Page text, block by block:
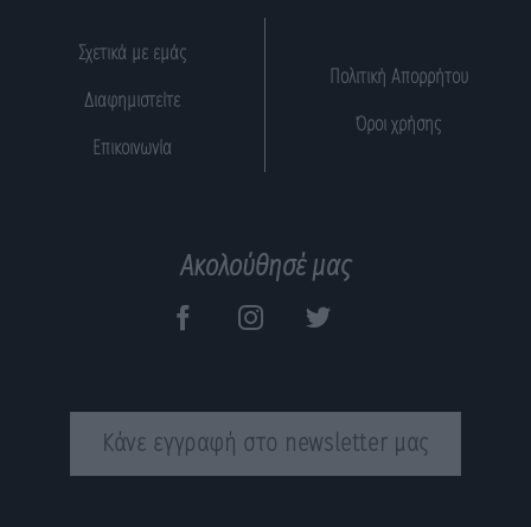
Σχετικά με εμάς
Διαφημιστείτε
Επικοινωνία
Πολιτική Απορρήτου
Όροι χρήσης
Ακολούθησέ μας
Κάνε εγγραφή στο newsletter μας